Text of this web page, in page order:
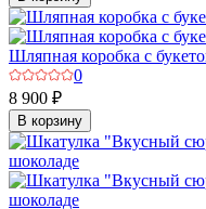
Шляпная коробка с
0
8 900 ₽
В корзину